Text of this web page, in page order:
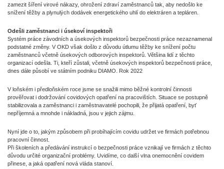
zamezit šíření virové nákazy, ohrožení zdraví zaměstnanců tak, aby nedošlo ke
snížení těžby a plynulých dodávek energetického uhlí do elektráren a tepláren.
Odešli zaměstnanci i úsekoví inspektoři
Systém práce závodních a úsekových inspektorů bezpečnosti práce nezaznamenal
podstatné změny. V OKD však došlo z důvodu útlumu těžby ke snížení počtu
zaměstnanců včetně úsekových odborových inspektorů. Většina lidí z těchto
organizací odešla. Ti, kteří zůstali, včetně úsekových inspektorů bezpečnosti práce,
dnes dále působí ve státním podniku DIAMO. Rok 2022
V loňském i předloňském roce jsme se snažili mimo běžné kontrolní činnosti
prověřovat i dodržování covidových opatření na pracovištích. Situace se postupně
stabilizovala a zaměstnanci i zaměstnavatelé pochopili, že přijatá opatření, byť
nepříjemná a mnohde i nákladná, jsou v jejich zájmu.
Nyní jde o to, jakým způsobem při probíhajícím covidu udržet ve firmách potřebnou
pracovní činnost.
Při školeních a předávání instrukcí o bezpečnosti práce vznikají ve firmách z těchto
důvodu určité organizační problémy. Uvidíme, co další vlna onemocnění covidem
přinese, a jaká opatření nová vláda stanoví.